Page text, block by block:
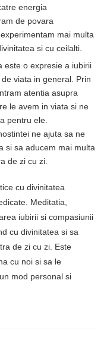
energia
de povara
mai multa
si cu ceilalti.
este o expresie a iubirii
viata in general. Prin
atentia asupra
le avem in viata si ne
pentru ele.
ne ajuta sa ne
si sa aducem mai multa
de zi cu zi.
cu divinitatea
Meditatia,
iubirii si compasiunii
cu divinitatea si sa
de zi cu zi. Este
cu noi si sa le
mod personal si